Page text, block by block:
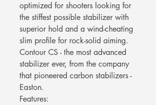
optimized for shooters looking for
the stiffest possible stabilizer with
superior hold and a wind-cheating
slim profile for rock-solid aiming.
Contour CS - the most advanced
stabilizer ever, from the company
that pioneered carbon stabilizers -
Easton.
Features: